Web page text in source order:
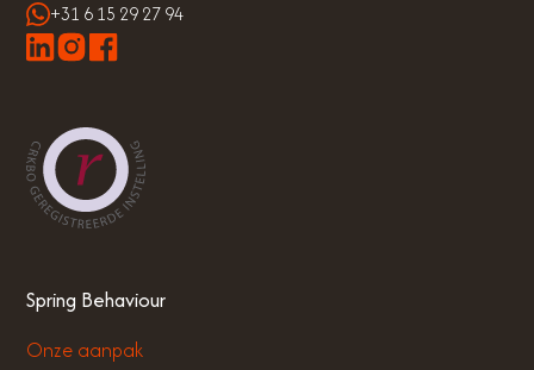
+31 6 15 29 27 94
Spring Behaviour
Onze aanpak